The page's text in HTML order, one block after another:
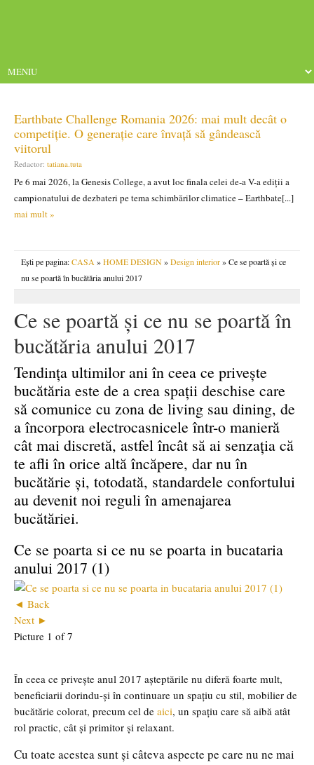
Earthbate Challenge Romania 2026: mai mult decât o
competiție. O generație care învață să gândească
viitorul
Redactor: tatiana.tuta
Pe 6 mai 2026, la Genesis College, a avut loc finala celei de-a V-a ediții a
campionatului de dezbateri pe tema schimbărilor climatice – Earthbate[...]
mai mult »
Ești pe pagina:CASA »HOME DESIGN»Design interior» Ce se poartă și ce
nu se poartă în bucătăria anului 2017
Ce se poartă și ce nu se poartă în
bucătăria anului 2017
Tendința ultimilor ani în ceea ce privește
bucătăria este de a crea spații deschise care
să comunice cu zona de living sau dining, de
a încorpora electrocasnicele într-o manieră
cât mai discretă, astfel încât să ai senzația că
te afli în orice altă încăpere, dar nu în
bucătărie și, totodată, standardele confortului
au devenit noi reguli în amenajarea
bucătăriei.
Ce se poarta si ce nu se poarta in bucataria
anului 2017 (1)
◄ Back
Next ►
Picture 1 of 7
În ceea ce privește anul 2017 așteptările nu diferă foarte mult,
beneficiarii dorindu-și în continuare un spațiu cu stil, mobilier de
bucătărie colorat, precum cel de aici, un spațiu care să aibă atât
rol practic, cât și primitor și relaxant.
Cu toate acestea sunt și câteva aspecte pe care nu ne mai